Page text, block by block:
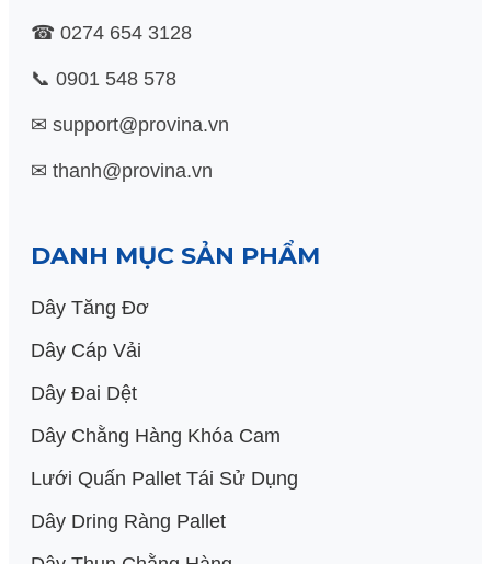
☎ 0274 654 3128
📞 0901 548 578
✉ support@provina.vn
✉ thanh@provina.vn
DANH MỤC SẢN PHẨM
Dây Tăng Đơ
Dây Cáp Vải
Dây Đai Dệt
Dây Chằng Hàng Khóa Cam
Lưới Quấn Pallet Tái Sử Dụng
Dây Dring Ràng Pallet